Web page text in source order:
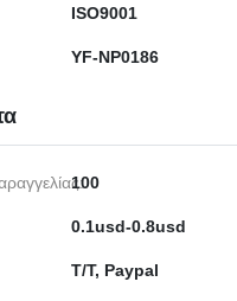
ISO9001
YF-NP0186
100
0.1usd-0.8usd
T/T, Paypal